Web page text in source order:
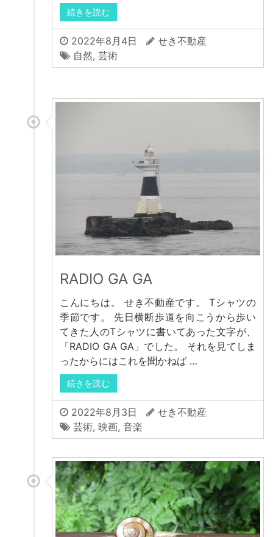
続きを読む
2022年8月4日
せき不動産
自然, 芸術
RADIO GA GA
こんにちは。 せき不動産です。 Tシャツの
季節です。 先日横断歩道を向こうから歩い
てきた人のTシャツに書いてあった文字が、
「RADIO GA GA」でした。 それを見てしま
ったからにはこれを聞かねば …
続きを読む
2022年8月3日
せき不動産
芸術, 映画, 音楽